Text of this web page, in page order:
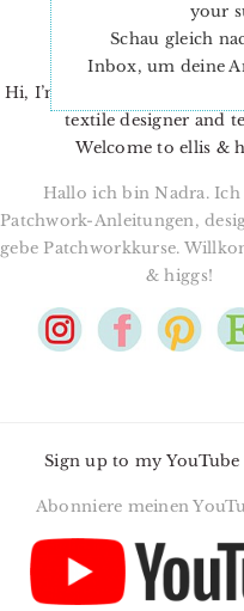
Hi, I’m Nadra. I’m a quilt
textile designer and
Welcome to ellis &
Hallo ich bin Nadra. Ich
Patchwork-Anleitungen,
gebe Patchworkkurse.
& higgs!
Sign up to my YouTube
Abonniere meinen
your
Schau gleich
Inbox, um deine